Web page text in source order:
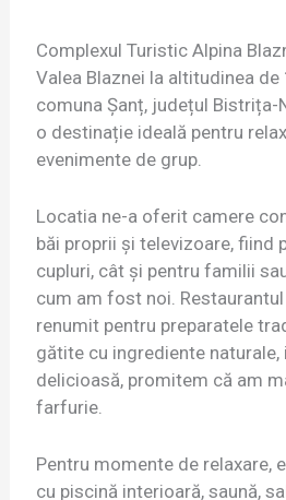
Complexul Turistic Alpina
Valea Blaznei la altitudinea
comuna Șanț, județul Bistrița-
o destinație ideală pentru
evenimente de grup.
Locatia ne-a oferit camere
băi proprii și televizoare, fiind
cupluri, cât și pentru familii
cum am fost noi.
renumit pentru preparatele
gătite cu ingrediente
delicioasă, promitem că am
farfurie.
Pentru momente de relaxare,
cu piscină interioară, saună,